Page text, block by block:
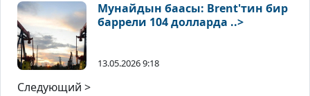
Мунайдын баасы: Brent'тин бир
баррели 104 долларда ..>
13.05.2026 9:18
Следующий >